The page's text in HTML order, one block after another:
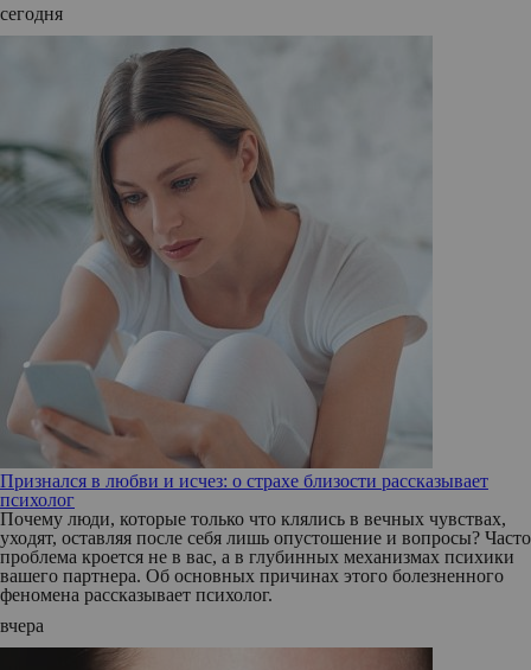
сегодня
Признался в любви и исчез: о страхе близости рассказывает
психолог
Почему люди, которые только что клялись в вечных чувствах,
уходят, оставляя после себя лишь опустошение и вопросы? Часто
проблема кроется не в вас, а в глубинных механизмах психики
вашего партнера. Об основных причинах этого болезненного
феномена рассказывает психолог.
вчера